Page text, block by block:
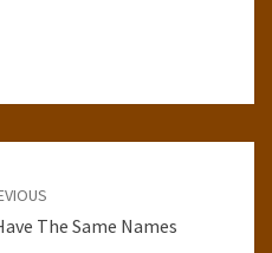
The Same Names